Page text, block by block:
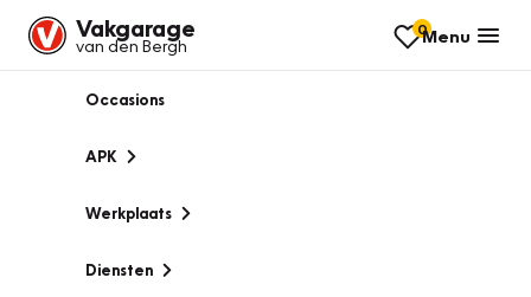
Vakgarage
van den Bergh
0Menu
Occasions
APK
Werkplaats
Diensten